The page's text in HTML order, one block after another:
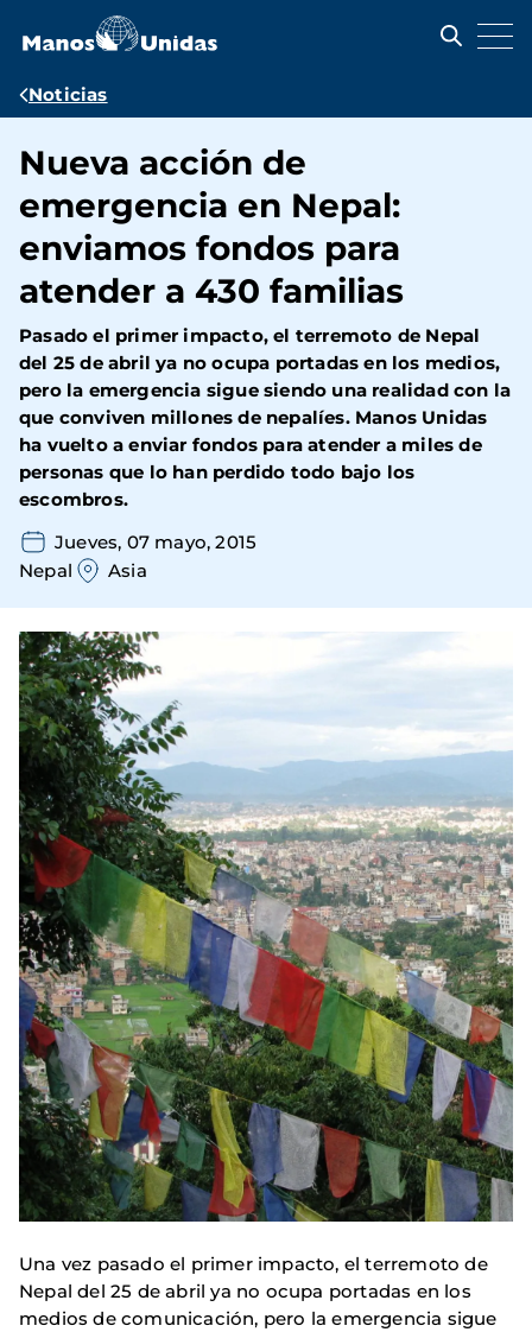
contenido
Ruta
navegación
Noticias
Nueva acción de
emergencia en Nepal:
enviamos fondos para
atender a 430 familias
Pasado el primer impacto, el terremoto de Nepal
del 25 de abril ya no ocupa portadas en los medios,
pero la emergencia sigue siendo una realidad con la
que conviven millones de nepalíes. Manos Unidas
ha vuelto a enviar fondos para atender a miles de
personas que lo han perdido todo bajo los
escombros.
Jueves, 07 mayo, 2015
Nepal
Asia
Una vez pasado el primer impacto, el terremoto de
Nepal del 25 de abril ya no ocupa portadas en los
medios de comunicación, pero la emergencia sigue